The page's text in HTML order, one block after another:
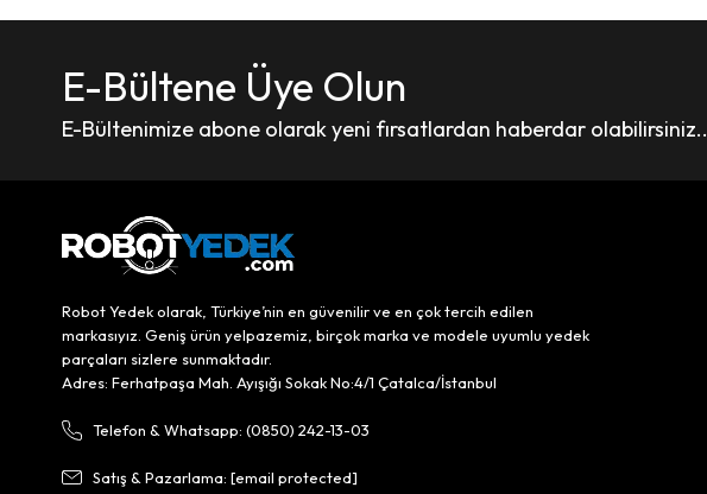
E-Bültene Üye Olun
E-Bültenimize abone olarak yeni fırsatlardan haberdar olabilirsiniz..
Robot Yedek olarak, Türkiye’nin en güvenilir ve en çok tercih edilen
markasıyız. Geniş ürün yelpazemiz, birçok marka ve modele uyumlu yedek
parçaları sizlere sunmaktadır.
Adres: Ferhatpaşa Mah. Ayışığı Sokak No:4/1 Çatalca/İstanbul
Telefon & Whatsapp: (0850) 242-13-03
Satış & Pazarlama: [email protected]